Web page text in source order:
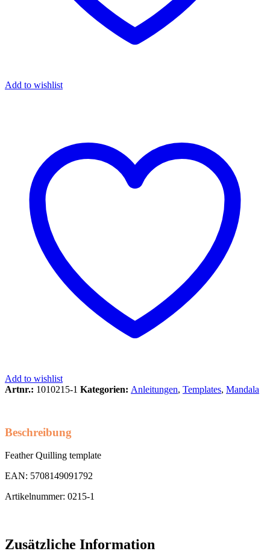
Add to wishlist
Add to wishlist
Artnr.: 1010215-1 Kategorien: Anleitungen, Templates, Mandala
Beschreibung
Feather Quilling template
EAN: 5708149091792
Artikelnummer: 0215-1
Zusätzliche Information